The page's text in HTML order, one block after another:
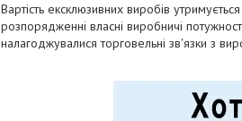
Вартість ексклюзивних виробів
розпорядженні власні виробничі
налагоджувалися торговельні зв'язки з